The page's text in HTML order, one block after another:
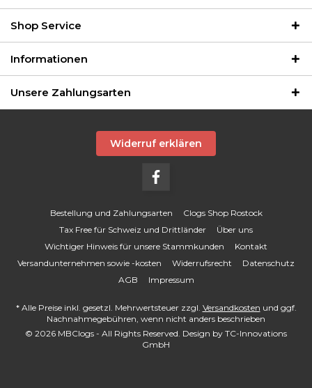
Shop Service
Informationen
Unsere Zahlungsarten
Widerruf erklären
Bestellung und Zahlungsarten
Clogs Shop Rostock
Tax Free für Schweiz und Drittländer
Über uns
Wichtiger Hinweis für unsere Stammkunden
Kontakt
Versandunternehmen sowie -kosten
Widerrufsrecht
Datenschutz
AGB
Impressum
* Alle Preise inkl. gesetzl. Mehrwertsteuer zzgl. Versandkosten und ggf.
Nachnahmegebühren, wenn nicht anders beschrieben
© 2026 MBClogs - All Rights Reserved. Design by TC-Innovations
GmbH